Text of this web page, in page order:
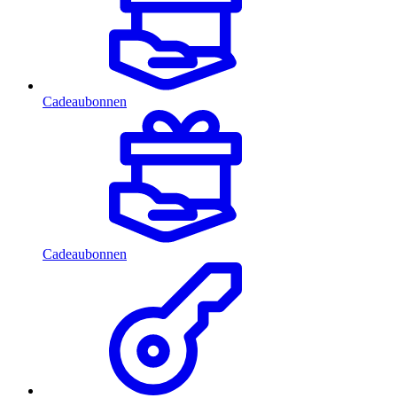
Cadeaubonnen
Cadeaubonnen